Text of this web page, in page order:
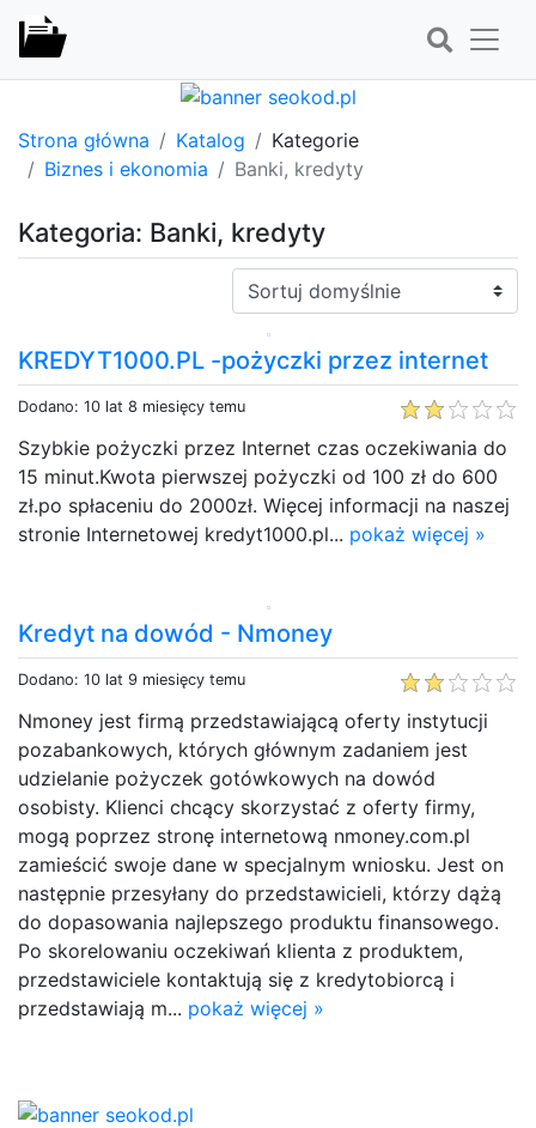
Strona główna Katalog
Kategorie
Biznes i ekonomia
Banki, kredyty
Kategoria: Banki, kredyty
Sortuj:
KREDYT1000.PL -pożyczki przez internet
Dodano: 10 lat 8 miesięcy temu
Szybkie pożyczki przez Internet czas oczekiwania do
15 minut.Kwota pierwszej pożyczki od 100 zł do 600
zł.po spłaceniu do 2000zł. Więcej informacji na naszej
stronie Internetowej kredyt1000.pl... pokaż więcej »
Kredyt na dowód - Nmoney
Dodano: 10 lat 9 miesięcy temu
Nmoney jest firmą przedstawiającą oferty instytucji
pozabankowych, których głównym zadaniem jest
udzielanie pożyczek gotówkowych na dowód
osobisty. Klienci chcący skorzystać z oferty firmy,
mogą poprzez stronę internetową nmoney.com.pl
zamieścić swoje dane w specjalnym wniosku. Jest on
następnie przesyłany do przedstawicieli, którzy dążą
do dopasowania najlepszego produktu finansowego.
Po skorelowaniu oczekiwań klienta z produktem,
przedstawiciele kontaktują się z kredytobiorcą i
przedstawiają m... pokaż więcej »